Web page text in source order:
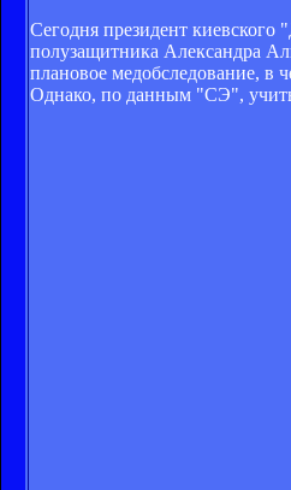
Сегодня президент киевского
полузащитника Александра
плановое медобследование, в
Однако, по данным "СЭ",